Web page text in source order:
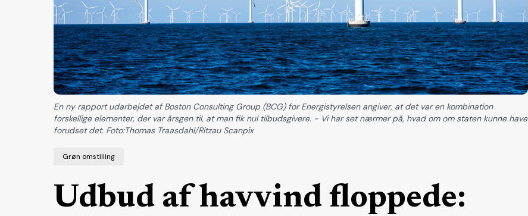
Grøn omstilling
Udbud af havvind floppede:
En ny rapport udarbejdet af Boston Consulting Group (BCG) for Energistyrelsen angiver, at det var en kombination
forskellige elementer, der var årsgen til, at man fik nul tilbudsgivere. - Vi har set nærmer på, hvad om om staten kunne have
forudset det. Foto:Thomas Traasdahl/Ritzau Scanpix